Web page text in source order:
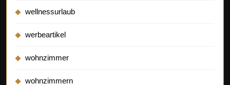
wellnessurlaub
werbeartikel
wohnzimmer
wohnzimmern